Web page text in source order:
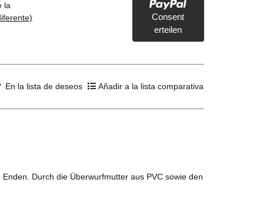
la
Consent
erteilen
En la lista de deseos Añadir a la lista comparativa
Durch die Überwurfmutter aus PVC sowie den